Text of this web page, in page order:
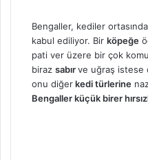
Bengaller, kediler
kabul ediliyor. Bir köpeğe
pati ver üzere bir çok
biraz sabırve uğraş istese
onu diğerkedi türlerine
Bengaller küçük birer